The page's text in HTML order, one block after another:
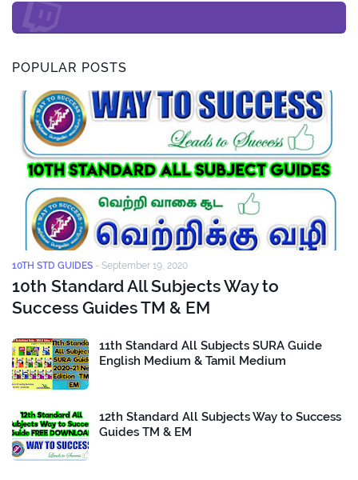
POPULAR POSTS
10TH STD GUIDES - September 19, 2020
10th Standard All Subjects Way to
Success Guides TM & EM
11th Standard All Subjects SURA Guide
English Medium & Tamil Medium
12th Standard All Subjects Way to Success
Guides TM & EM